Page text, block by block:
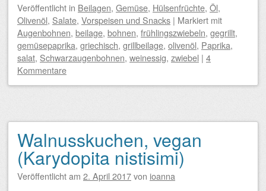
Veröffentlicht in Beilagen, Gemüse, Hülsenfrüchte, Öl,
Olivenöl, Salate, Vorspeisen und Snacks | Markiert mit
Augenbohnen, beilage, bohnen, frühlingszwiebeln, gegrillt,
gemüsepaprika, griechisch, grillbeilage, olivenöl, Paprika,
salat, Schwarzaugenbohnen, weinessig, zwiebel | 4
Kommentare
Walnusskuchen, vegan
(Karydopita nistisimi)
Veröffentlicht am 2. April 2017von ioanna